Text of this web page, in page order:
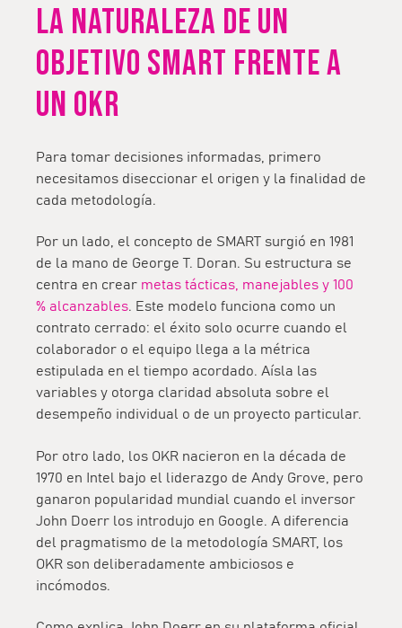
LA NATURALEZA DE UN
OBJETIVO SMART FRENTE A
UN OKR
Para tomar decisiones informadas, primero
necesitamos diseccionar el origen y la finalidad de
cada metodología.
Por un lado, el concepto de SMART surgió en 1981
de la mano de George T. Doran. Su estructura se
centra en crear metas tácticas, manejables y 100
% alcanzables. Este modelo funciona como un
contrato cerrado: el éxito solo ocurre cuando el
colaborador o el equipo llega a la métrica
estipulada en el tiempo acordado. Aísla las
variables y otorga claridad absoluta sobre el
desempeño individual o de un proyecto particular.
Por otro lado, los OKR nacieron en la década de
1970 en Intel bajo el liderazgo de Andy Grove, pero
ganaron popularidad mundial cuando el inversor
John Doerr los introdujo en Google. A diferencia
del pragmatismo de la metodología SMART, los
OKR son deliberadamente ambiciosos e
incómodos.